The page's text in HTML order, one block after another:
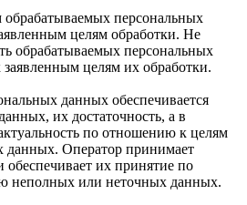
персональных
целям обработки. Не
обрабатываемых персональных
целям их обработки.
данных обеспечивается
их достаточность, а в
по отношению к целям
данных. Оператор принимает
их принятие по
неполных или неточных данных.